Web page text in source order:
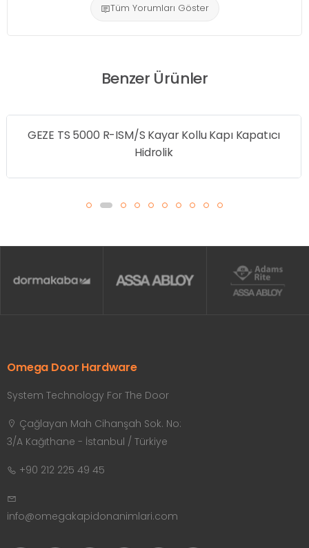
Tüm Yorumları Göster
Benzer Ürünler
GEZE TS 5000 R-ISM/S Kayar Kollu Kapı Kapatıcı
Hidrolik
Omega Door Hardware
System Technology For The Door
Çağlayan Mah Cihanşah Sok. No:
3/A Kağıthane - İstanbul / Türkiye
+90 212 225 49 45
info@omegakapidonanimlari.com